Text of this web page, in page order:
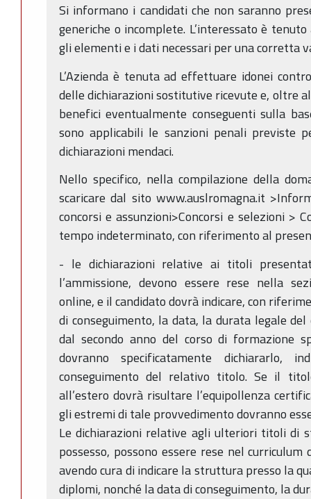
Si informano i candidati che non saranno
generiche o incomplete. L’interessato è
gli elementi e i dati necessari per una corretta
L’Azienda è tenuta ad effettuare idonei
delle dichiarazioni sostitutive ricevute e, oltre
benefici eventualmente conseguenti sulla
sono applicabili le sanzioni penali
dichiarazioni mendaci.
Nello specifico, nella compilazione della
scaricare dal sito www.auslromagna.it
concorsi e assunzioni>Concorsi e selezioni >
tempo indeterminato, con riferimento al
- le dichiarazioni relative ai titoli
l’ammissione, devono essere rese nella
online, e il candidato dovrà indicare, con
di conseguimento, la data, la durata legale
dal secondo anno del corso di formazione
dovranno specificatamente dichiararlo,
conseguimento del relativo titolo. Se il
all’estero dovrà risultare l’equipollenza
gli estremi di tale provvedimento dovranno
Le dichiarazioni relative agli ulteriori titoli di
possesso, possono essere rese nel
avendo cura di indicare la struttura presso la
diplomi, nonché la data di conseguimento, la